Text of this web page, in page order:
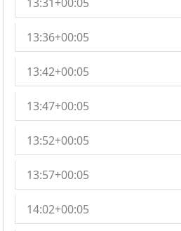
13:36+00:05
13:42+00:05
13:47+00:05
13:52+00:05
13:57+00:05
14:02+00:05